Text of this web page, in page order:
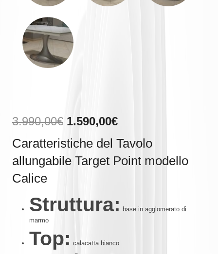
3.990,00€ Il
prezzo
originale
era:
3.990,00€.
1.590,00€Il
attuale
è:
1.590,00€.
Caratteristiche del Tavolo
allungabile Target Point modello
Calice
Struttura:
base in agglomerato di
marmo
Top: calacatta bianco